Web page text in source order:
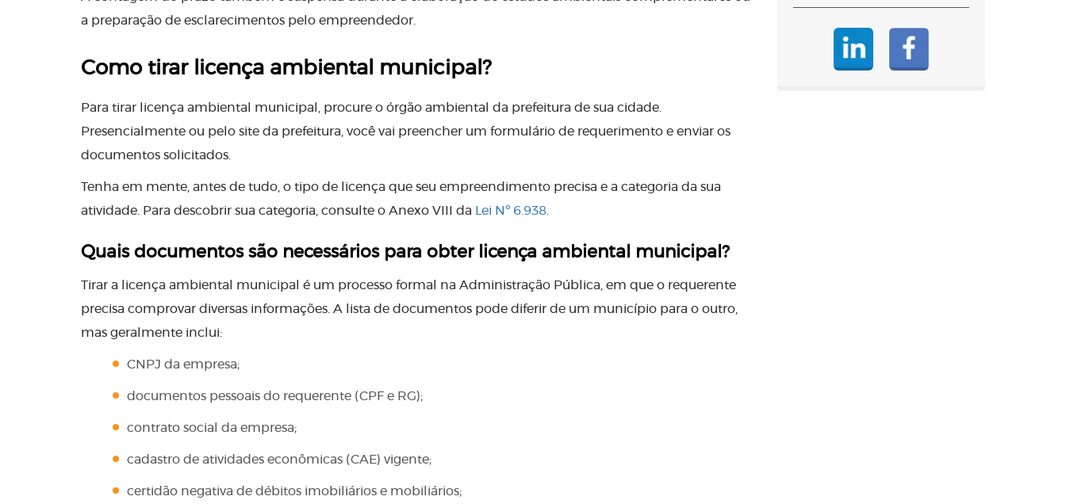
a preparação de esclarecimentos pelo empreendedor.
Como tirar licença ambiental municipal?
Para tirar licença ambiental municipal, procure o órgão ambiental da prefeitura de sua cidade.
Presencialmente ou pelo site da prefeitura, você vai preencher um formulário de requerimento e enviar os
documentos solicitados.
Tenha em mente, antes de tudo, o tipo de licença que seu empreendimento precisa e a categoria da sua
atividade. Para descobrir sua categoria, consulte o Anexo VIII da
Lei Nº 6.938
Quais documentos são necessários para obter licença ambiental municipal?
Tirar a licença ambiental municipal é um processo formal na Administração Pública, em que o requerente
precisa comprovar diversas informações. A lista de documentos pode diferir de um município para o outro,
mas geralmente inclui:
CNPJ da empresa;
documentos pessoais do requerente (CPF e RG);
contrato social da empresa;
cadastro de atividades econômicas (CAE) vigente;
certidão negativa de débitos imobiliários e mobiliários;